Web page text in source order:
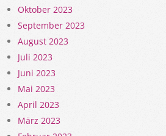
Oktober 2023
September 2023
August 2023
Juli 2023
Juni 2023
Mai 2023
April 2023
März 2023